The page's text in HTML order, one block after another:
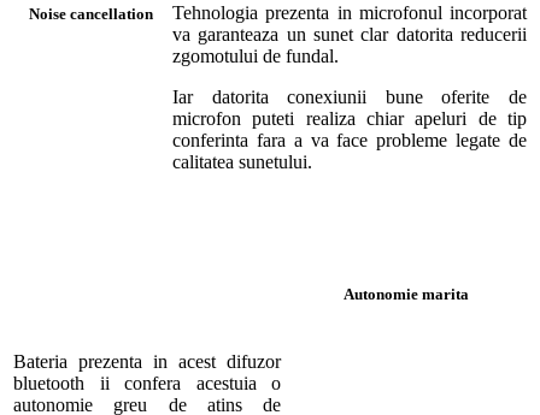
Noise cancellation
Tehnologia prezenta in microfonul incorporat
va garanteaza un sunet clar datorita reducerii
zgomotului de fundal.
Iar datorita conexiunii bune oferite de
microfon puteti realiza chiar apeluri de tip
conferinta fara a va face probleme legate de
calitatea sunetului.
Bateria prezenta in acest difuzor
bluetooth ii confera acestuia o
autonomie greu de atins de
Autonomie marita